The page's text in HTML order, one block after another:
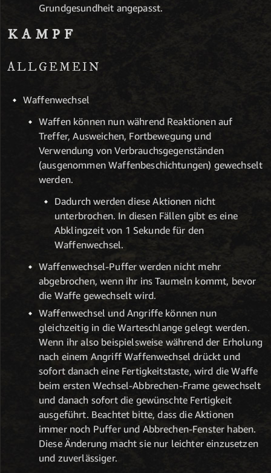
Grundgesundheit angepasst.
KAMPF
ALLGEMEIN
Waffenwechsel
Waffen können nun während Reaktionen auf
Treffer, Ausweichen, Fortbewegung und
Verwendung von Verbrauchsgegenständen
(ausgenommen Waffenbeschichtungen) gewechselt
werden.
Dadurch werden diese Aktionen nicht
unterbrochen. In diesen Fällen gibt es eine
Abklingzeit von 1 Sekunde für den
Waffenwechsel.
Waffenwechsel-Puffer werden nicht mehr
abgebrochen, wenn ihr ins Taumeln kommt, bevor
die Waffe gewechselt wird.
Waffenwechsel und Angriffe können nun
gleichzeitig in die Warteschlange gelegt werden.
Wenn ihr also beispielsweise während der Erholung
nach einem Angriff Waffenwechsel drückt und
sofort danach eine Fertigkeitstaste, wird die Waffe
beim ersten Wechsel-Abbrechen-Frame gewechselt
und danach sofort die gewünschte Fertigkeit
ausgeführt. Beachtet bitte, dass die Aktionen
immer noch Puffer und Abbrechen-Fenster haben.
Diese Änderung macht sie nur leichter einzusetzen
und zuverlässiger.